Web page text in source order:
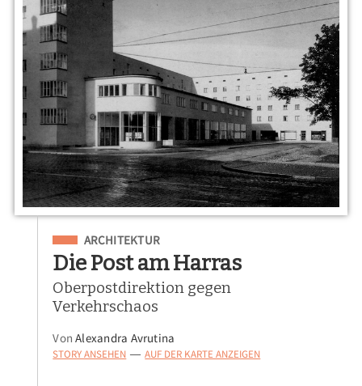
Eingeordnet unter
ARCHITEKTUR
Die Post am Harras
Oberpostdirektion gegen
Verkehrschaos
VonAlexandra Avrutina
STORY ANSEHEN — AUF DER KARTE ANZEIGEN